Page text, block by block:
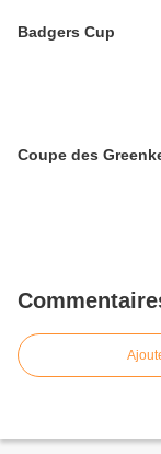
Badgers Cup
Coupe des